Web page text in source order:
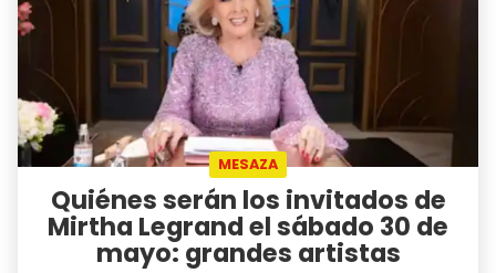
MESAZA
Quiénes serán los invitados de
Mirtha Legrand el sábado 30 de
mayo: grandes artistas